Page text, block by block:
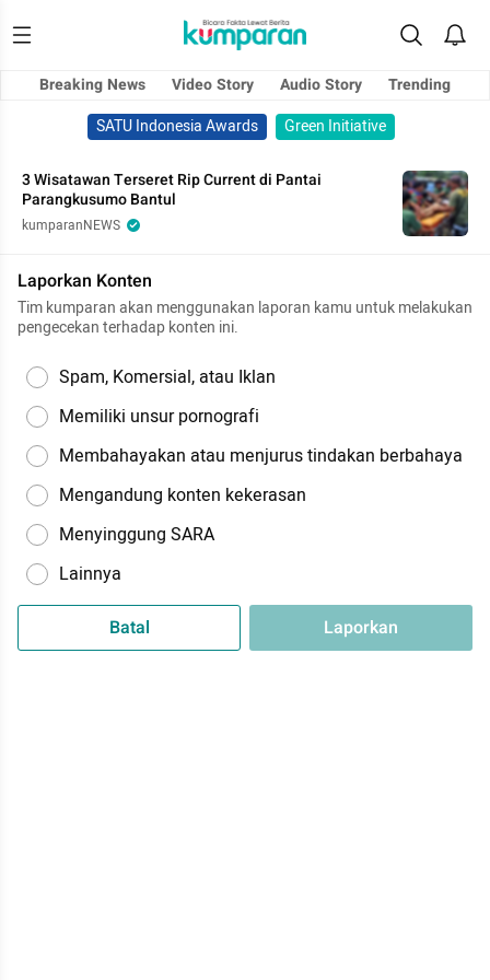
Breaking News Video Story Audio Story
Trending
SATU Indonesia Awards
Green Initiative
3 Wisatawan Terseret Rip Current di Pantai
Parangkusumo Bantul
kumparanNEWS
Laporkan Konten
Tim kumparan akan menggunakan laporan kamu untuk melakukan
pengecekan terhadap konten ini.
Spam, Komersial, atau Iklan
Memiliki unsur pornografi
Membahayakan atau menjurus tindakan berbahaya
Mengandung konten kekerasan
Menyinggung SARA
Lainnya
Batal Laporkan